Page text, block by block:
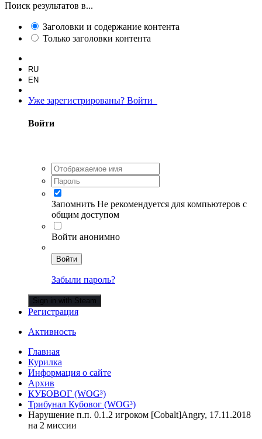
Поиск результатов в...
Заголовки и содержание контента
Только заголовки контента
RU
EN
Уже зарегистрированы? Войти
Войти
Запомнить Не рекомендуется для компьютеров с
общим доступом
Войти анонимно
Войти
Забыли пароль?
Sign in with Steam
Регистрация
Активность
Главная
Курилка
Информация о сайте
Архив
КУБОВОГ (WOG³)
Трибунал Кубовог (WOG³)
Нарушение п.п. 0.1.2 игроком [Cobalt]Angry, 17.11.2018
на 2 миссии